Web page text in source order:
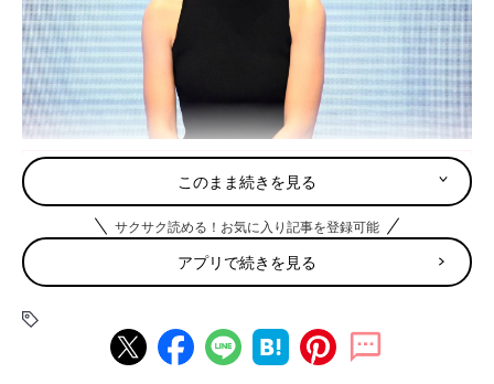
「俳優・斎藤工が妊娠⁉」男性が妊娠す
る世界で、私たちは何を思い葛藤するの
か
はじめまして。「妊活/妊娠/育児 × テクノロジ
ー」の文脈で多くのサービスを取材してきた、
編集者兼ライターの長岡武司と申します。普段
はIT系Webメディアの編集長をやりつつ、今夏
パとして、日々楽しく生きています（離婚して
いるので共同養育という表現にしています。詳
細はまた別の機会で）。
このまま続きを見る
サクサク読める！お気に入り記事を登録可能
アプリで続きを見る